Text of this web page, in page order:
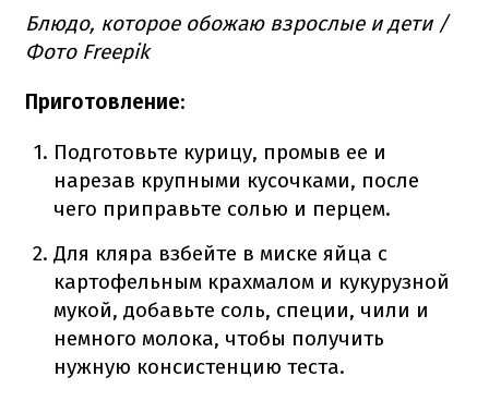
Блюдо, которое обожаю взрослые и дети /
Фото Freepik
Приготовление:
Подготовьте курицу, промыв ее и
нарезав крупными кусочками, после
чего приправьте солью и перцем.
Для кляра взбейте в миске яйца с
картофельным крахмалом и кукурузной
мукой, добавьте соль, специи, чили и
немного молока, чтобы получить
нужную консистенцию теста.